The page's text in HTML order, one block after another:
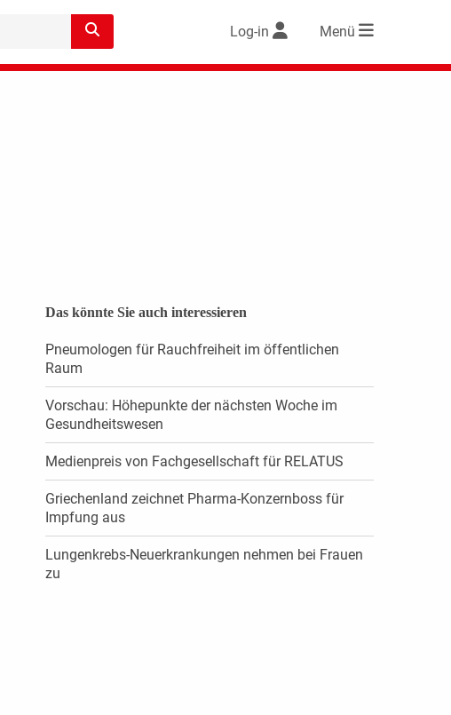
Log-in Menü
Das könnte Sie auch interessieren
Pneumologen für Rauchfreiheit im öffentlichen
Raum
Vorschau: Höhepunkte der nächsten Woche im
Gesundheitswesen
Medienpreis von Fachgesellschaft für RELATUS
Griechenland zeichnet Pharma-Konzernboss für
Impfung aus
Lungenkrebs-Neuerkrankungen nehmen bei Frauen
zu